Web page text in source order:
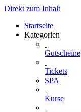
Direkt zum Inhalt
Startseite
Kategorien
Gutscheine
Tickets
SPA
Kurse